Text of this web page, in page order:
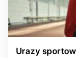
Urazy